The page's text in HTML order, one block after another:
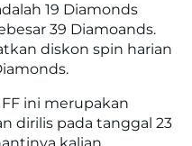
19 Diamonds
39 Diamoands.
diskon spin harian
ini merupakan
dirilis pada tanggal 23